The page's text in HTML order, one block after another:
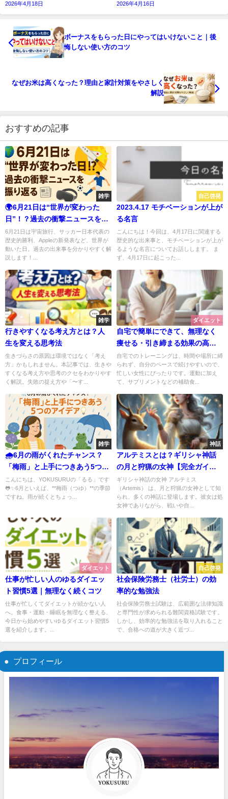
2026年4月18日 2026年4月16日
ボーナスをもらった日にやってはいけないこと｜後
悔しない使い方のコツ
なぜお米は高くなった？理由と家計対策をやさしく
解説
おすすめの記事
雑学
🌍6月21日は“世界が変わった
日”！？過去の衝撃ニュースを振
り返る🗞️
6月21日は宇宙旅行、サッカー日本代表の
歴史的勝利、Appleの新発表など、世界が
動いた日。過去の出来事を分かりやすく解
説します！...
自己啓発
2023.4.17 モチベーションが上が
る名言
こんにちは！今回は、4月17日に関連する
歴史的な出来事と、モチベーションが上が
るような名言についてお話しします。 ま
ず、4月17日に起こった...
雑学
行きやすくなる考え方とは？人
生を変える思考法
生きづらさの原因は環境ではなく「考え
方」かもしれません。本記事では、生きや
すくなる考え方や思考のクセをわかりやす
く解説。失敗の捉え方や「〜す...
ダイエット
自宅で簡単にできて、無理なく
痩せる・引き締まる効果の高い
ダイエット運動
自宅でのトレーニングは、時間や場所に縛
られず、自分のペースで続けやすいので、
忙しい女性にぴったりです。運動に加え
て、サプリメントなどの補助食...
雑学
🌧️6月の雨がくれたチャンス？
「梅雨」と上手につきあう5つの
アイデア💡
こんにちは、YOKUSURUの「るる」です
🐸✨6月といえば、**梅雨（つゆ）**の季節
ですね。雨が続くとちょっ...
神話
アルテミスとは？ギリシャ神話
の月と狩猟の女神【完全ガイ
ド】
ギリシャ神話の女神 アルテミス
（Artemis） は、月と狩猟の女神として知
られ、多くの神話に登場します。彼女は処
女神でありながら、戦いや自...
ダイエット
仕事が忙しい人のゆるダイエッ
ト習慣5選｜無理なく続くコツ
仕事が忙しくてダイエットが続かない人
へ。食事・運動・睡眠を無理なく整える、
今日から始めやすいゆるダイエット習慣5
選を紹介します。...
自己啓発
社会保険労務士（社労士）の効
率的な勉強法
社会保険労務士試験は、広範囲な法律知識
と専門性が求められる難関資格試験です。
しかし、効率的な勉強法を取り入れること
で、合格への道が大きく近づ...
プロフィール